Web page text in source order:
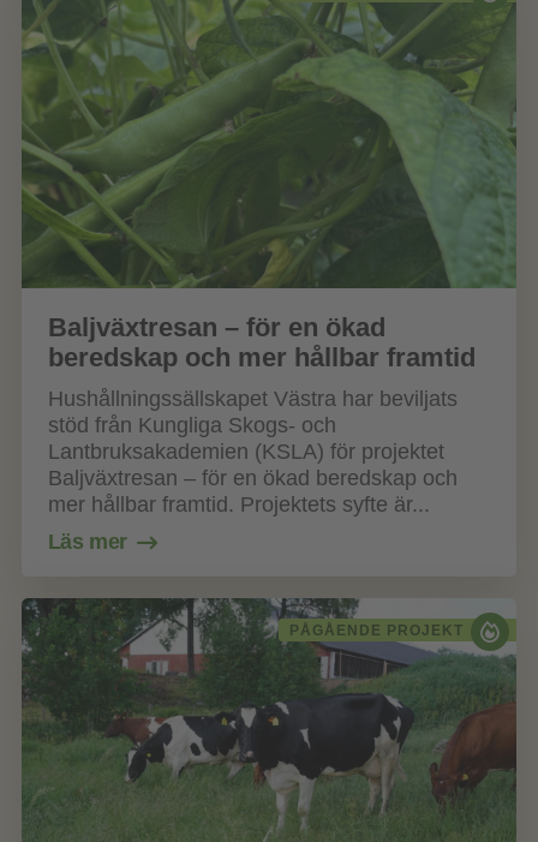
Baljväxtresan – för en ökad
beredskap och mer hållbar framtid
Hushållningssällskapet Västra har beviljats
stöd från Kungliga Skogs- och
Lantbruksakademien (KSLA) för projektet
Baljväxtresan – för en ökad beredskap och
mer hållbar framtid. Projektets syfte är...
Läs mer
PÅGÅENDE PROJEKT